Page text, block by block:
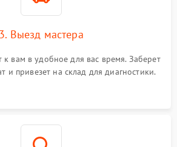
3. Выезд мастера
вам в удобное для вас время. Заберет
и привезет на склад для диагностики.